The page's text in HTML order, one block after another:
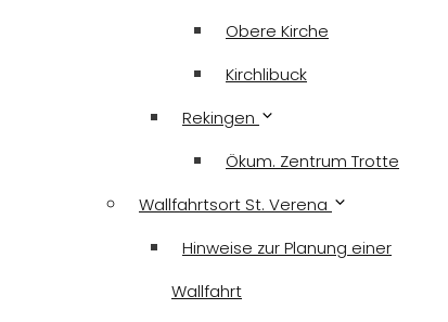
Obere Kirche
Kirchlibuck
Rekingen
Ökum. Zentrum Trotte
Wallfahrtsort St. Verena
Hinweise zur Planung einer
Wallfahrt